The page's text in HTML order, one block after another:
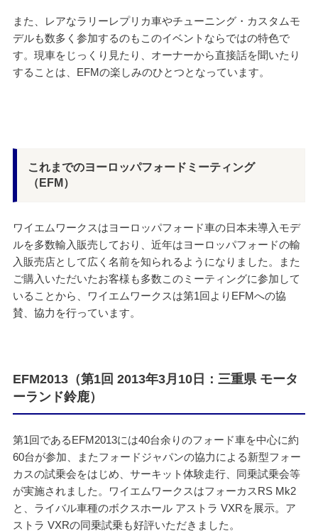
また、レアなラリーレプリカ車やチューニング・カスタムモ
デルも数多く参加するのもこのイベントならではの特色で
す。現車をじっくり見たり、オーナーから直接話を聞いたり
することは、EFMの楽しみのひとつとなっています。
これまでのヨーロッパフォードミーティング
（EFM）
ワイエムワークスはヨーロッパフォード車の日本未導入モデ
ルを多数輸入販売しており、近年はヨーロッパフォードの輸
入販売店として広く名前を知られるようになりました。また
ご購入いただいたお客様も多数このミーティングに参加して
いることから、ワイエムワークスは第1回よりEFMへの協
賛、協力を行っています。
EFM2013（第1回 2013年3月10日：三重県 モータ
ーランド鈴鹿）
第1回であるEFM2013には40台余りのフォード車を中心に約
60台が参加、またフォードジャパンの協力による新型フォー
カスの試乗会をはじめ、サーキット体験走行、同乗試乗会等
が実施されました。ワイエムワークスはフォーカスRS Mk2
と、ライバル車種のボクスホール アストラ VXRを展示。ア
ストラ VXRの同乗試乗も好評いただきました。